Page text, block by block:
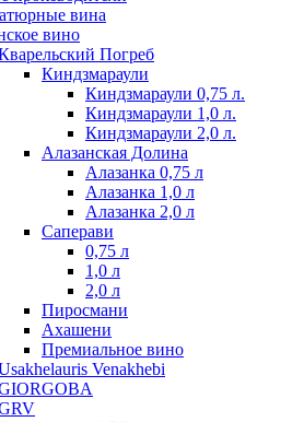
вина
вино
Погреб
Киндзмараули
Киндзмараули 0,75 л.
Киндзмараули 1,0 л.
Киндзмараули 2,0 л.
Алазанская Долина
Алазанка 0,75 л
Алазанка 1,0 л
Алазанка 2,0 л
Саперави
0,75 л
1,0 л
2,0 л
Пиросмани
Ахашени
Премиальное вино
Venakhebi